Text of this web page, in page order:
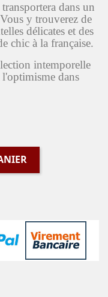
dans un
y trouverez de
délicates et des
chic à la française.
intemporelle
dans